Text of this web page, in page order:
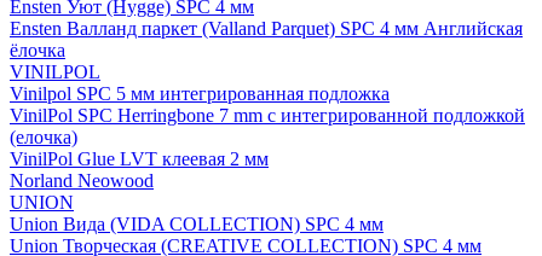
Ensten Уют (Hygge) SPC 4 мм
Ensten Валланд паркет (Valland Parquet) SPC 4 мм Английская
ёлочка
VINILPOL
Vinilpol SPC 5 мм интегрированная подложка
VinilPol SPC Herringbone 7 mm с интегрированной подложкой
(елочка)
VinilPol Glue LVT клеевая 2 мм
Norland Neowood
UNION
Union Вида (VIDA COLLECTION) SPC 4 мм
Union Творческая (CREATIVE COLLECTION) SPC 4 мм